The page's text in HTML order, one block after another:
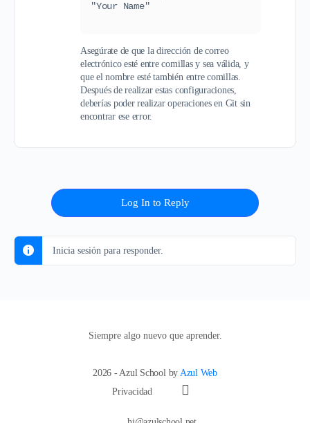
"Your Name"
Asegúrate de que la dirección de correo
electrónico esté entre comillas y sea válida, y
que el nombre esté también entre comillas.
Después de realizar estas configuraciones,
deberías poder realizar operaciones en Git sin
encontrar ese error.
Log In to Reply
Inicia sesión para responder.
Siempre algo nuevo que aprender.
2026 - Azul School by Azul Web
Privacidad